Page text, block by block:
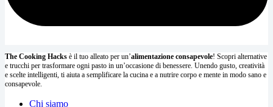
The Cooking Hacks è il tuo alleato per un’alimentazione consapevole! Scopri alternative
e trucchi per trasformare ogni pasto in un’occasione di benessere. Unendo gusto, creatività
e scelte intelligenti, ti aiuta a semplificare la cucina e a nutrire corpo e mente in modo sano e
consapevole.
Chi siamo